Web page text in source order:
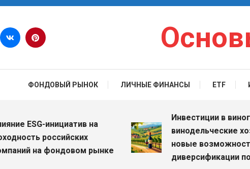
Перейти к содержимому
ФОНДОВЫЙ РЫНОК ЛИЧНЫЕ ФИНАНСЫ ETF
ESG-инициатив на
российских
на фондовом рынке
Инвестиции в
винодельческие
новые возможности для
диверсификации